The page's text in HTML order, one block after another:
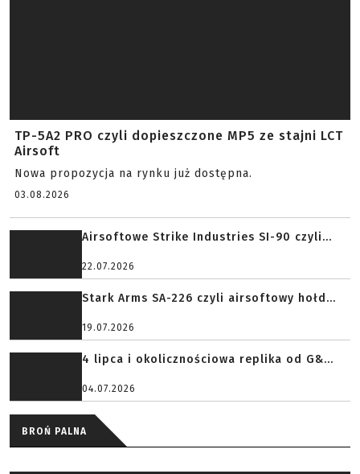
TP-5A2 PRO czyli dopieszczone MP5 ze stajni LCT
Airsoft
Nowa propozycja na rynku już dostępna.
03.08.2026
Airsoftowe Strike Industries SI-90 czyli...
22.07.2026
Stark Arms SA-226 czyli airsoftowy hołd...
19.07.2026
4 lipca i okolicznościowa replika od G&...
04.07.2026
BROŃ PALNA